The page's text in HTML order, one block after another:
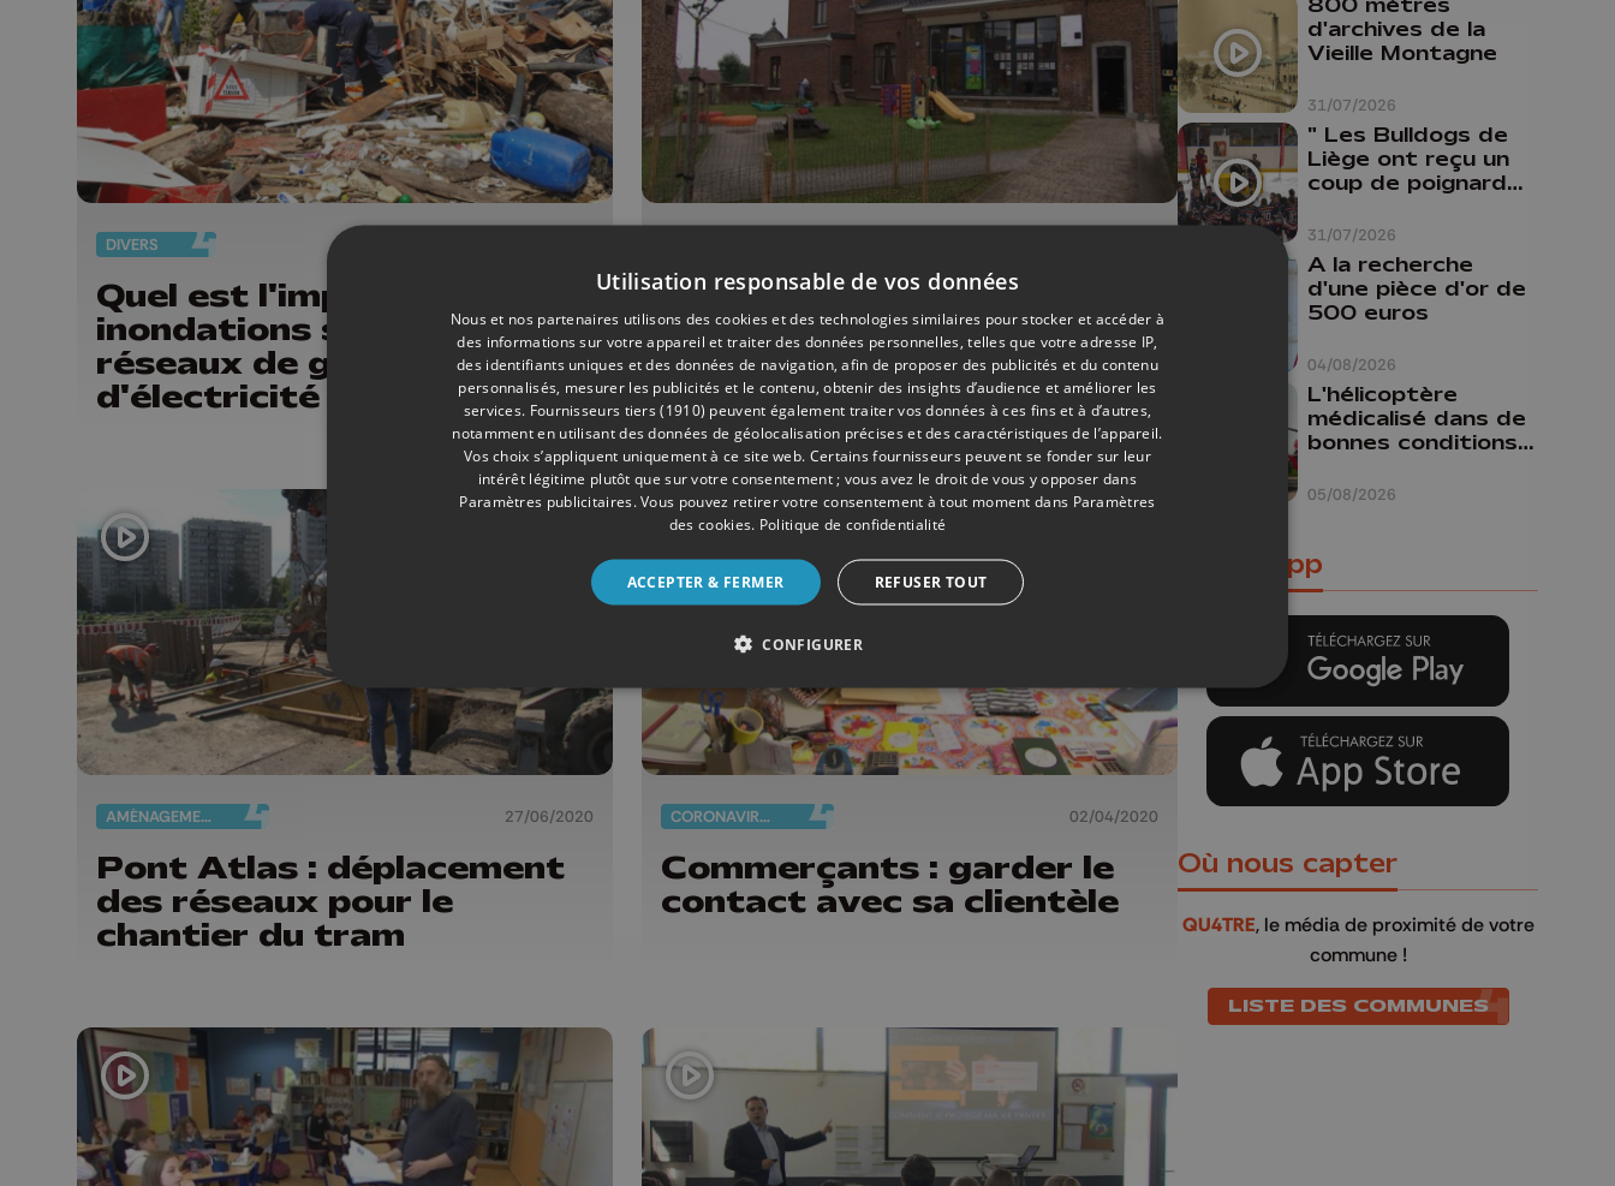
DIVERS
Quel est l'impact des
inondations sur les
réseaux de gaz et
d'électricité ?
La petite école maternelle
de Hodeige cherche 2
élèves pour la rentrée
AMÉNAGEMENT DU TERRITOIRE 27/06/2020
Pont Atlas : déplacement
des réseaux pour le
chantier du tram
CORONAVIRUS 02/04/2020
Commerçants : garder le
contact avec sa clientèle
Guillemins...
31/07/2026
d'archives de la
Vieille Montagne
31/07/2026
" Les Bulldogs de
Liège ont reçu un
coup de poignard
04/08/2026
A la recherche
d'une pièce d'or de
500 euros
05/08/2026
L'hélicoptère
médicalisé dans de
bonnes conditions à
Notre app
Où nous capter
QU4TRE, le média de proximité de votre
commune !
LISTE DES COMMUNES
Utilisation responsable de vos données
Nous et nos partenaires utilisons des cookies et des technologies similaires pour stocker et accéder à
des informations sur votre appareil et traiter des données personnelles, telles que votre adresse IP,
des identifiants uniques et des données de navigation, afin de proposer des publicités et du contenu
personnalisés, mesurer les publicités et le contenu, obtenir des insights d’audience et améliorer les
services. Fournisseurs tiers (1910) peuvent également traiter vos données à ces fins et à d’autres,
notamment en utilisant des données de géolocalisation précises et des caractéristiques de l’appareil.
Vos choix s’appliquent uniquement à ce site web. Certains fournisseurs peuvent se fonder sur leur
intérêt légitime plutôt que sur votre consentement ; vous avez le droit de vous y opposer dans
Paramètres publicitaires. Vous pouvez retirer votre consentement à tout moment dans Paramètres
des cookies. Politique de confidentialité
ACCEPTER & FERMER REFUSER TOUT
CONFIGURER